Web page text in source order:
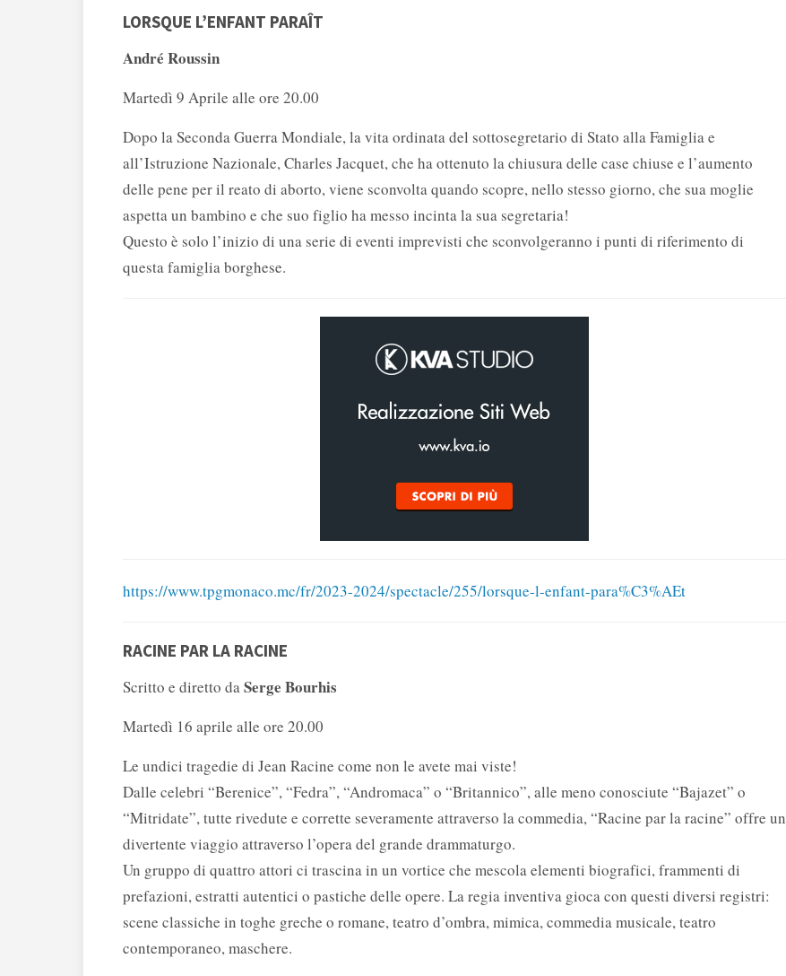
LORSQUE L’ENFANT PARAÎT
André Roussin
Martedì 9 Aprile alle ore 20.00
Dopo la Seconda Guerra Mondiale, la vita ordinata del sottosegretario di Stato alla Famiglia e
all’Istruzione Nazionale, Charles Jacquet, che ha ottenuto la chiusura delle case chiuse e l’aumento
delle pene per il reato di aborto, viene sconvolta quando scopre, nello stesso giorno, che sua moglie
aspetta un bambino e che suo figlio ha messo incinta la sua segretaria!
Questo è solo l’inizio di una serie di eventi imprevisti che sconvolgeranno i punti di riferimento di
questa famiglia borghese.
https://www.tpgmonaco.mc/fr/2023-2024/spectacle/255/lorsque-l-enfant-para%C3%AEt
RACINE PAR LA RACINE
Scritto e diretto daSerge Bourhis
Martedì 16 aprile alle ore 20.00
Le undici tragedie di Jean Racine come non le avete mai viste!
Dalle celebri “Berenice”, “Fedra”, “Andromaca” o “Britannico”, alle meno conosciute “Bajazet” o
“Mitridate”, tutte rivedute e corrette severamente attraverso la commedia, “Racine par la racine” offre un
divertente viaggio attraverso l’opera del grande drammaturgo.
Un gruppo di quattro attori ci trascina in un vortice che mescola elementi biografici, frammenti di
prefazioni, estratti autentici o pastiche delle opere. La regia inventiva gioca con questi diversi registri:
scene classiche in toghe greche o romane, teatro d’ombra, mimica, commedia musicale, teatro
contemporaneo, maschere.